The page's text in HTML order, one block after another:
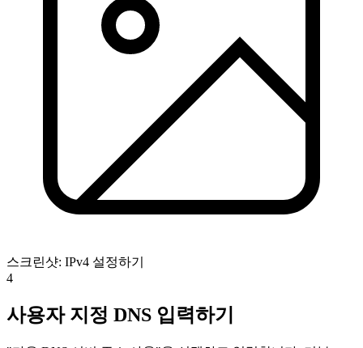
스크린샷: IPv4 설정하기
4
사용자 지정 DNS 입력하기